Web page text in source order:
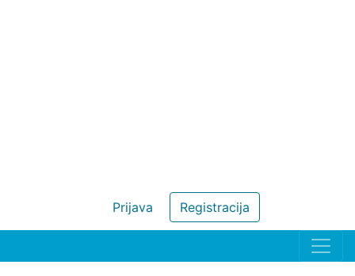
Registracija
Prijava